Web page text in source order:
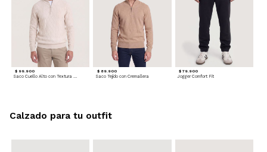
$ 99.900
Saco Cuello Alto con Textura Trenzada
$ 89.900
Saco Tejido con Cremallera
$ 79.900
Jogger Comfort Fit
Calzado para tu outfit